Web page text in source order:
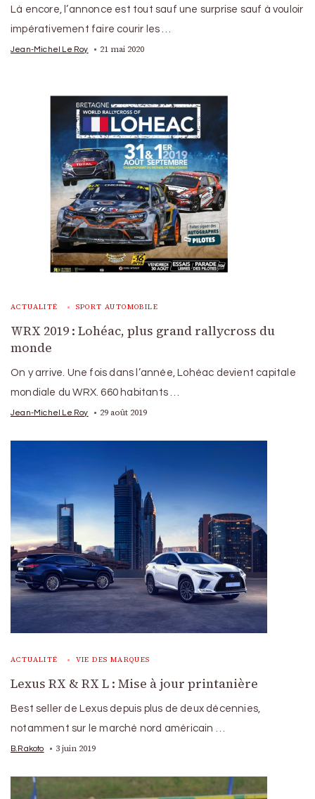
Là encore, l’annonce est tout sauf une surprise sauf à vouloir
impérativement faire courir les …
Jean-Michel Le Roy 21 mai 2020
ACTUALITÉ SPORT AUTOMOBILE
WRX 2019 : Lohéac, plus grand rallycross du
monde
On y arrive. Une fois dans l’année, Lohéac devient capitale
mondiale du WRX. 660 habitants …
Jean-Michel Le Roy 29 août 2019
ACTUALITÉ VIE DES MARQUES
Lexus RX & RX L : Mise à jour printanière
Best seller de Lexus depuis plus de deux décennies,
notamment sur le marché nord américain …
B.Rakoto 3 juin 2019